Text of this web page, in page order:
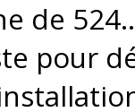
de
pour